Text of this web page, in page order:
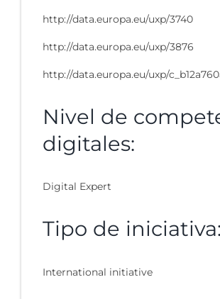
http://data.europa.eu/uxp/3740
http://data.europa.eu/uxp/3876
http://data.europa.eu/uxp/
Nivel de
digitales:
Digital Expert
Tipo de iniciativa:
International initiative